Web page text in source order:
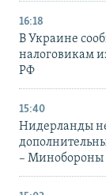
16:18
В Украине
налоговикам
РФ
15:40
Нидерланды
– Минобороны